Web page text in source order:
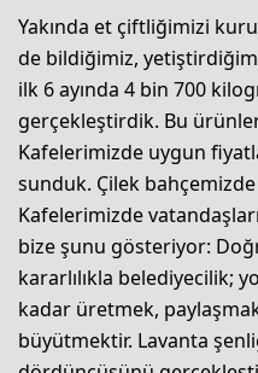
Yakında et çiftliğimizi
de bildiğimiz,
ilk 6 ayında 4 bin 700
gerçekleştirdik. Bu
Kafelerimizde uygun
sunduk. Çilek
Kafelerimizde
bize şunu gösteriyor:
kararlılıkla belediyecilik;
kadar üretmek, paylaşmak
büyütmektir. Lavanta